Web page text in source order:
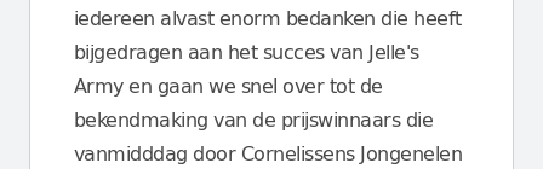
iedereen alvast enorm bedanken die heeft
bijgedragen aan het succes van Jelle's
Army en gaan we snel over tot de
bekendmaking van de prijswinnaars die
vanmidddag door Cornelissens Jongenelen